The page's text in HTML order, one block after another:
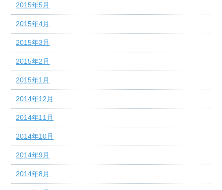
2015年5月
2015年4月
2015年3月
2015年2月
2015年1月
2014年12月
2014年11月
2014年10月
2014年9月
2014年8月